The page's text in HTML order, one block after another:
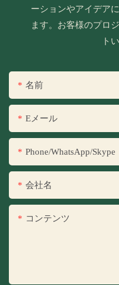
ーションやアイデア
ます。お客様のプロ
ト
名前
Eメール
Phone/WhatsApp/Skype
会社名
コンテンツ